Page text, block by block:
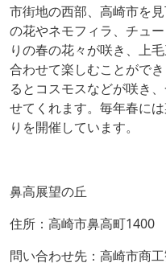
市街地の西部、高崎市を
の花やネモフィラ、チュ
りの春の花々が咲き、上
合わせて楽しむことがで
るとコスモスなどが咲き
せてくれます。毎年春に
りを開催しています。
鼻高展望の丘
住所：高崎市鼻高町1400
問い合わせ先：高崎市商